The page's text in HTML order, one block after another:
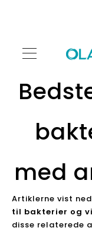
med
Artiklerne vist
til bakterier og
disse relaterede